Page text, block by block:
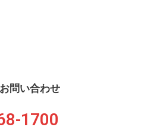
お問い合わせ
1700